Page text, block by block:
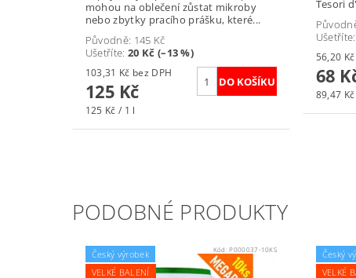
mohou na oblečení zůstat mikroby
nebo zbytky pracího prášku, které...
Původně: 145 Kč
Ušetříte: 20 Kč (–13 %)
103,31 Kč bez DPH
125 Kč
125 Kč / 1 l
Tesori
Ušetříte:
68
89,47
PODOBNÉ PRODUKTY
Český výrobek
VELKÉ BALENÍ
Kód:P000037-10KS
Český
VELKÉ